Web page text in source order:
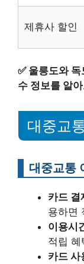
제휴사 할인
✅ 울릉도와
수 정보를 알
대중교
대중교통
카드 결
용하면
이용시
적립 혜
카드 사